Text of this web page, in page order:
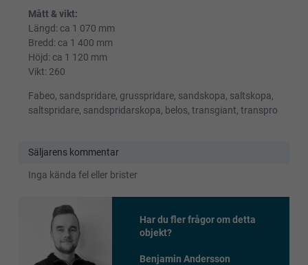
Mått & vikt:
Längd: ca 1 070 mm
Bredd: ca 1 400 mm
Höjd: ca 1 120 mm
Vikt: 260
Fabeo, sandspridare, grusspridare, sandskopa, saltskopa,
saltspridare, sandspridarskopa, belos, transgiant, transpro
Säljarens kommentar
Inga kända fel eller brister
Har du fler frågor om detta
objekt?
Benjamin Andersson